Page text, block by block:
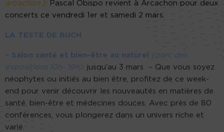
arcachon ): Pascal Obispo revient à Arcachon pour deux
concerts ce vendredi 1er et samedi 2 mars.
LA TESTE DE BUCH
– Salon santé et bien-être au naturel
(parc des
expositions 10h- 19h): jusqu’au 3 mars – Que vous soyez
néophytes ou initiés au bien être, profitez de ce week-
end pour venir découvrir les nouveautés en matières de
santé, bien-être et médecines douces. Avec près de 80
conférences, vous plongerez dans un univers riche et
varié.